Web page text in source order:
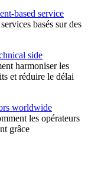
based service
basés sur des
side
harmoniser les
et réduire le délai
worldwide
les opérateurs
grâce